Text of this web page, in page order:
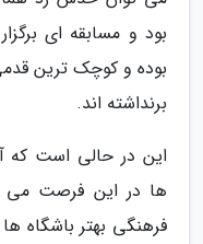
بود و مسابقه ای
بوده و کوچک ترین
برنداشته اند.
این در حالی است که
ها در این فرصت می
فرهنگی بهتر باشگاه